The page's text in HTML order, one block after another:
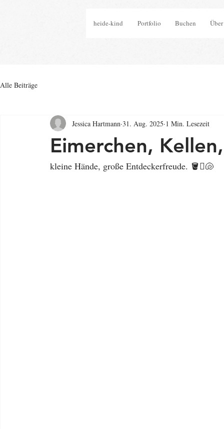
heide-kind Portfolio Buchen
Alle Beiträge
Eimerchen,
Jessica Hartmann 31. Aug. 2025 1 Min. Lesezeit
kleine Hände, große Entdeckerfreude. 🪣🪏🐚